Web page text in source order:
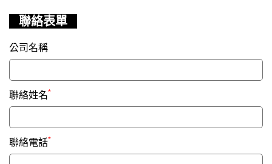
聯絡表單
公司名稱
聯絡姓名*
聯絡電話*